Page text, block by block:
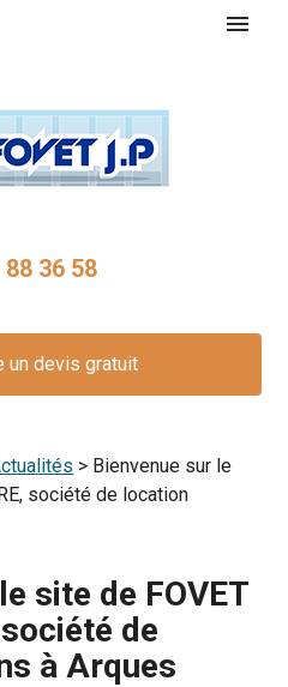
menu
88 36 58
un devis gratuit
> Bienvenue sur le
société de location
site de FOVET
de
à Arques